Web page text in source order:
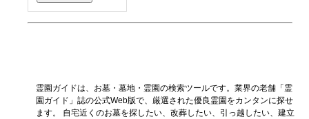
霊園ガイドは、お墓・墓地・霊園の検索ツールです。業界の老舗「霊
園ガイド」誌の公式Web版で、厳選された優良霊園をカンタンに探せ
ます。 自宅近くのお墓を探したい、改葬したい、引っ越したい、建立